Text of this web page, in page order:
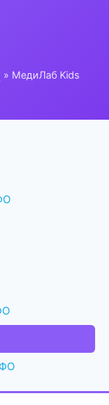
» МедиЛаб Kids